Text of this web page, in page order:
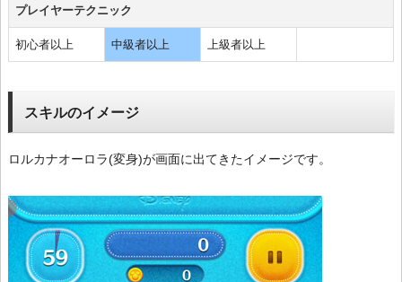
プレイヤーテクニック
初心者以上 中級者以上 上級者以上
スキルのイメージ
ロルカナオーロラ(変身)が画面に出てきたイメージです。